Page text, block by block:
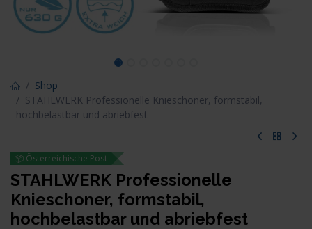
Shop
STAHLWERK Professionelle Knieschoner, formstabil,
hochbelastbar und abriebfest
📦 Österreichische Post
STAHLWERK Professionelle
Knieschoner, formstabil,
hochbelastbar und abriebfest